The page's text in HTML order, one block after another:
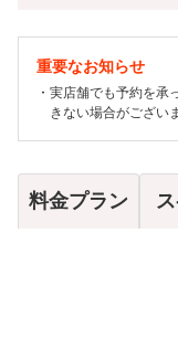
重要なお知らせ
実店舗でも予約を承
きない場合がござい
料金プラン